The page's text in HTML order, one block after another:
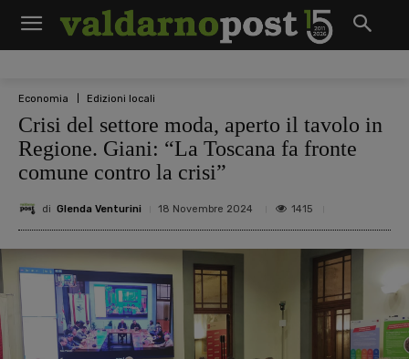
Economia Edizioni locali
Crisi del settore moda, aperto il tavolo in
Regione. Giani: “La Toscana fa fronte
comune contro la crisi”
di Glenda Venturini 18 Novembre 2024 1415